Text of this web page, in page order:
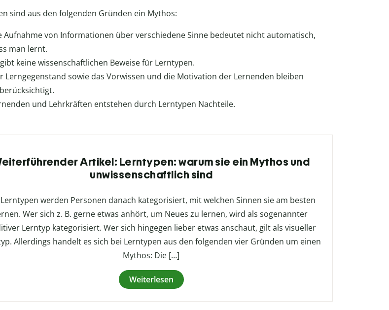
sind aus den folgenden Gründen ein Mythos:
Aufnahme von Informationen über verschiedene Sinne bedeutet nicht automatisch,
man lernt.
gibt keine wissenschaftlichen Beweise für Lerntypen.
Lerngegenstand sowie das Vorwissen und die Motivation der Lernenden bleiben
und Lehrkräften entstehen durch Lerntypen Nachteile.
Artikel: Lerntypen: warum sie ein Mythos und
unwissenschaftlich sind
werden Personen danach kategorisiert, mit welchen Sinnen sie am besten
Wer sich z. B. gerne etwas anhört, um Neues zu lernen, wird als sogenannter
Lerntyp kategorisiert. Wer sich hingegen lieber etwas anschaut, gilt als visueller
Allerdings handelt es sich bei Lerntypen aus den folgenden vier Gründen um einen
Mythos: Die […]
Weiterlesen